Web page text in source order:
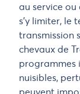
au service ou
s'y limiter, le
transmission
chevaux de
programmes
nuisibles,